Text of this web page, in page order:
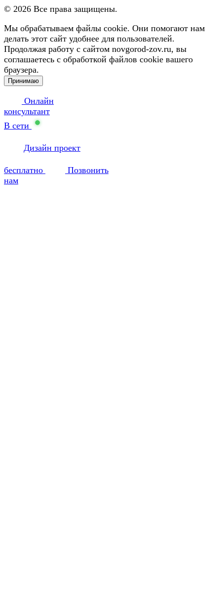
© 2026 Все права защищены.
Мы обрабатываем файлы cookie. Они помогают нам
делать этот сайт удобнее для пользователей.
Продолжая работу с сайтом novgorod-zov.ru, вы
соглашаетесь с обработкой файлов cookie вашего
браузера.
Принимаю
Онлайн
консультант
В сети
Дизайн проект
бесплатно
Позвонить
нам